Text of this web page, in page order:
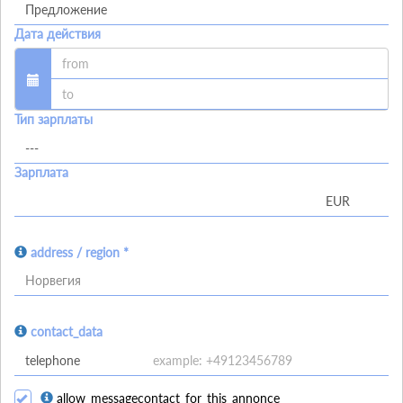
Дата действия
Тип зарплаты
Зарплата
address / region *
Норвегия
contact_data
allow_messagecontact_for_this_annonce